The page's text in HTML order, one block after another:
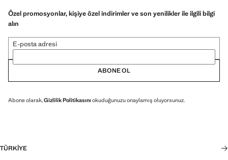
Özel promosyonlar, kişiye özel indirimler ve son yenilikler ile ilgili bilgi
alın
E-posta adresi
ABONE OL
Abone olarak,Gizlilik Politikasını okuduğunuzu onaylamış oluyorsunuz.
TÜRKIYE